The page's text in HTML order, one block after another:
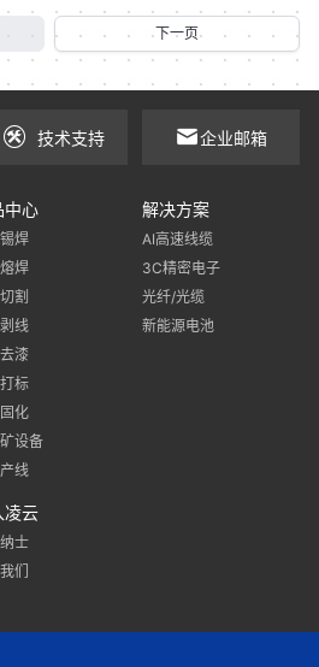
下一页
技术支持 企业邮箱
中心
焊
焊
割
线
漆
标
化
设备
线
解决方案
AI高速线缆
3C精密电子
光纤/光缆
新能源电池
凌云
士
们